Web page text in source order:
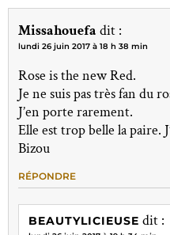
Missahouefa dit :
lundi 26 juin 2017 à 18 h 38 min
Rose is the new Red.
Je ne suis pas très fan du
J’en porte rarement.
Elle est trop belle la paire.
Bizou
RÉPONDRE
BEAUTYLICIEUSE dit :